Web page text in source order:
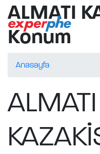
ALMATI
Konum
Anasayfa
ALMATI